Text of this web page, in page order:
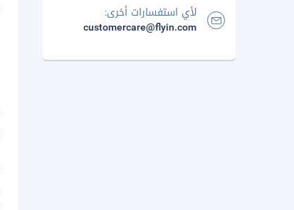
لأي استفسارات أخرى:
customercare@flyin.com